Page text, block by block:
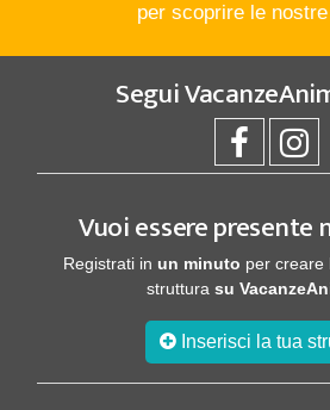
per scoprire le
Segui
Vuoi essere presente
Registrati in un minuto per creare
struttura su
Inserisci la tua